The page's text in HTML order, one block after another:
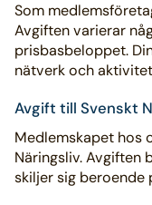
Som
Avgiften varierar
prisbasbeloppet.
nätverk och
Avgift till Svenskt
Medlemskapet hos
Näringsliv. Avgiften
skiljer sig beroende